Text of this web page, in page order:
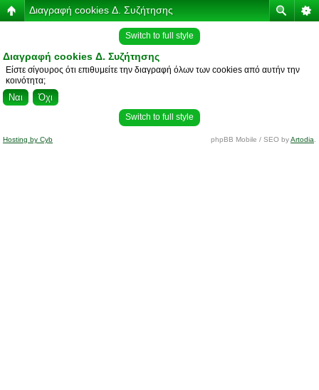
Διαγραφή cookies Δ. Συζήτησης
Switch to full style
Διαγραφή cookies Δ. Συζήτησης
Είστε σίγουρος ότι επιθυμείτε την διαγραφή όλων των cookies από αυτήν την
κοινότητα;
Switch to full style
Hosting by Cyb phpBB Mobile / SEO byArtodia